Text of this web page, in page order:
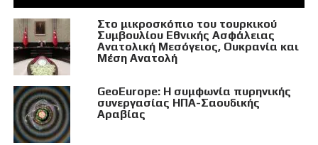
Στο μικροσκόπιο του τουρκικού
Συμβουλίου Εθνικής Ασφάλειας
Ανατολική Μεσόγειος, Ουκρανία και
Μέση Ανατολή
GeoEurope: Η συμφωνία πυρηνικής
συνεργασίας ΗΠΑ-Σαουδικής
Αραβίας